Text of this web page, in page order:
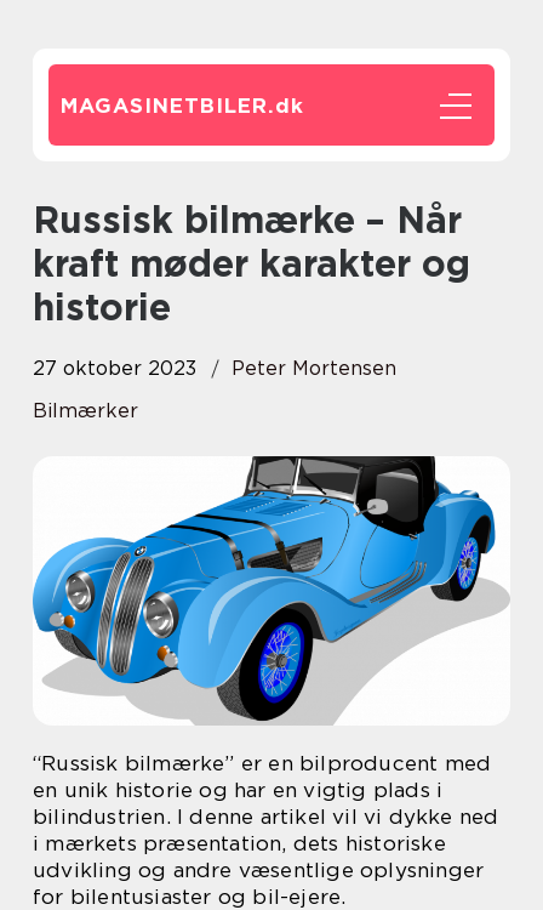
MAGASINETBILER.dk
Russisk bilmærke – Når
kraft møder karakter og
historie
27 oktober 2023
Peter Mortensen
Bilmærker
“Russisk bilmærke” er en bilproducent med
en unik historie og har en vigtig plads i
bilindustrien. I denne artikel vil vi dykke ned
i mærkets præsentation, dets historiske
udvikling og andre væsentlige oplysninger
for bilentusiaster og bil-ejere.